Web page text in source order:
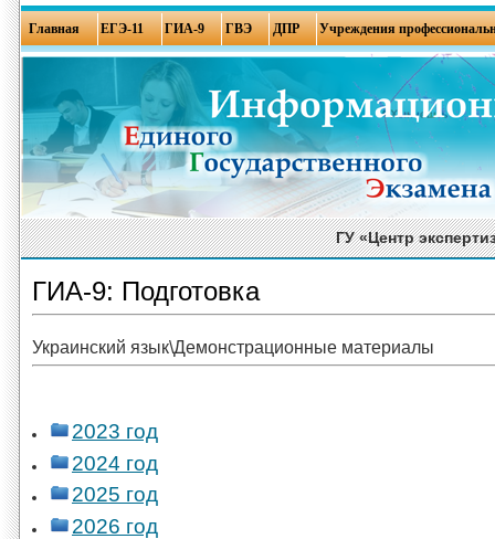
Главная ЕГЭ-11 ГИА-9 ГВЭ ДПР Учреждения
ГУ «Центр
ГИА-9: Подготовка
Украинский язык\Демонстрационные материалы
2023 год
2024 год
2025 год
2026 год